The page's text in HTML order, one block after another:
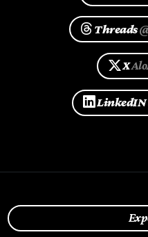
Threads
X
LinkedIN